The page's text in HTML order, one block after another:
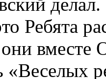
делал.
Ребята
вместе
«Веселых